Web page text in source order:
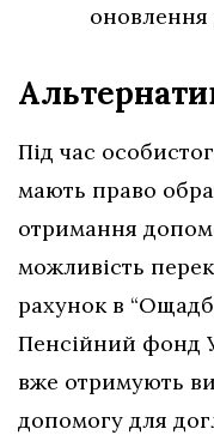
оновлення
Під час
мають право
отримання
можливість
рахунок в
Пенсійний фонд
вже отримують
допомогу для